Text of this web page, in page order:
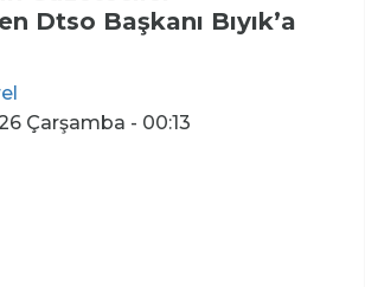
Dtso Başkanı Bıyık’a
Çarşamba - 00:13